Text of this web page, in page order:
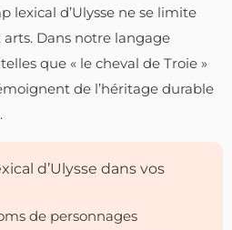
lexical d’Ulysse ne se limite
Dans notre langage
que « le cheval de Troie »
de l’héritage durable
d’Ulysse dans vos
de personnages